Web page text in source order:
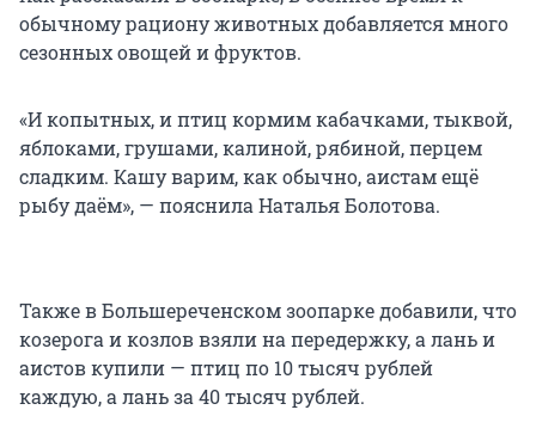
обычному рациону животных добавляется много
сезонных овощей и фруктов.
«И копытных, и птиц кормим кабачками, тыквой,
яблоками, грушами, калиной, рябиной, перцем
сладким. Кашу варим, как обычно, аистам ещё
рыбу даём», — пояснила Наталья Болотова.
Также в Большереченском зоопарке добавили, что
козерога и козлов взяли на передержку, а лань и
аистов купили — птиц по 10 тысяч рублей
каждую, а лань за 40 тысяч рублей.